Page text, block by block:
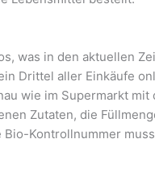
was in den aktuellen
Drittel aller Einkäufe
wie im Supermarkt mit
Zutaten, die
Kontrollnummer